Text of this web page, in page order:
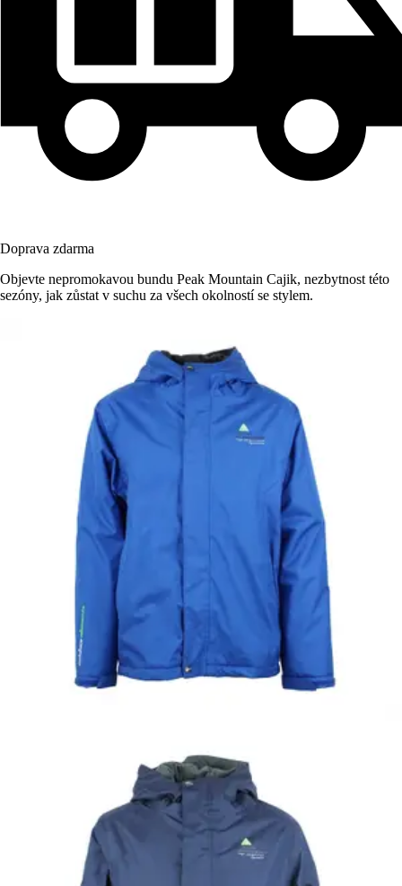
Doprava zdarma
Objevte nepromokavou bundu Peak Mountain Cajik, nezbytnost této
sezóny, jak zůstat v suchu za všech okolností se stylem.